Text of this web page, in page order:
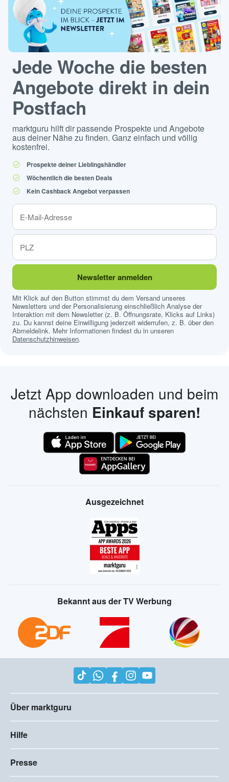
Jede Woche die besten
Angebote direkt in dein
Postfach
marktguru hilft dir passende Prospekte und Angebote
aus deiner Nähe zu finden. Ganz einfach und völlig
kostenfrei.
Prospekte deiner Lieblingshändler
Wöchentlich die besten Deals
Kein Cashback Angebot verpassen
Newsletter anmelden
Mit Klick auf den Button stimmst du dem Versand unseres
Newsletters und der Personalisierung einschließlich Analyse der
Interaktion mit dem Newsletter (z. B. Öffnungsrate, Klicks auf Links)
zu. Du kannst deine Einwilligung jederzeit widerrufen, z. B. über den
Abmeldelink. Mehr Informationen findest du in unseren
Datenschutzhinweisen.
Jetzt App downloaden und beim
nächsten Einkauf sparen!
Ausgezeichnet
Bekannt aus der TV Werbung
Über marktguru
Hilfe
Presse